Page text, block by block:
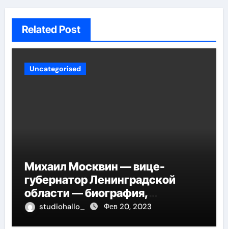
Related Post
Uncategorised
Михаил Москвин — вице-
губернатор Ленинградской
области — биография,
достижения и вклад в развитие
studiohallo_ Фев 20, 2023